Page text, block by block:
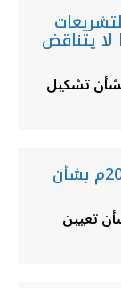
لا يتناقض
رقم 1621 لسنة 2013م بشأن تشكيل
قرار وزير العدل رقم 648 لسنة 2013م بشأن
648 لسنة 2013م بشأن تعيين